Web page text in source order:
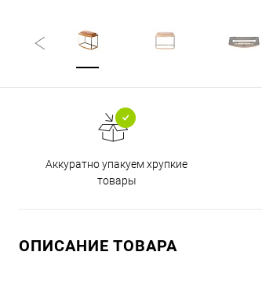
Аккуратно упакуем хрупкие
товары
ОПИСАНИЕ ТОВАРА